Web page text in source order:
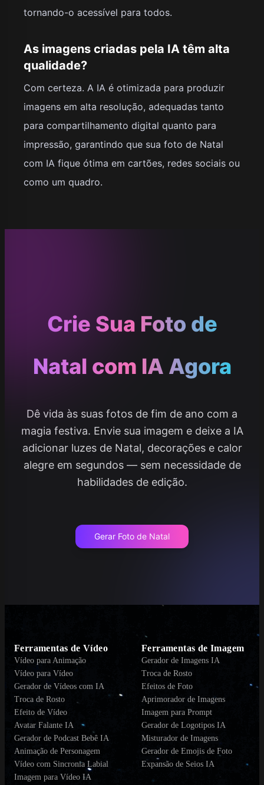
tornando-o acessível para todos.
As imagens criadas pela IA têm alta
qualidade?
Com certeza. A IA é otimizada para produzir
imagens em alta resolução, adequadas tanto
para compartilhamento digital quanto para
impressão, garantindo que sua foto de Natal
com IA fique ótima em cartões, redes sociais ou
como um quadro.
Crie Sua Foto de
Natal com IA Agora
Dê vida às suas fotos de fim de ano com a
magia festiva. Envie sua imagem e deixe a IA
adicionar luzes de Natal, decorações e calor
alegre em segundos — sem necessidade de
habilidades de edição.
Gerar Foto de Natal
Ferramentas de Vídeo
Vídeo para Animação
Vídeo para Vídeo
Gerador de Vídeos com IA
Troca de Rosto
Efeito de Vídeo
Avatar Falante IA
Gerador de Podcast Bebê IA
Animação de Personagem
Vídeo com Sincronia Labial
Imagem para Vídeo IA
Ferramentas de Imagem
Gerador de Imagens IA
Troca de Rosto
Efeitos de Foto
Aprimorador de Imagens
Imagem para Prompt
Gerador de Logotipos IA
Misturador de Imagens
Gerador de Emojis de Foto
Expansão de Seios IA